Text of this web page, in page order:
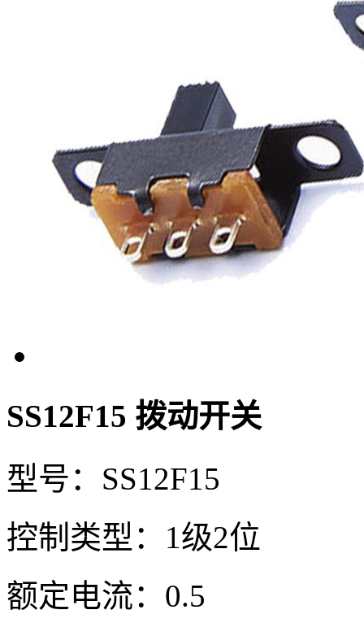
SS12F15 拨动开关
型号：SS12F15
控制类型：1级2位
额定电流：0.5